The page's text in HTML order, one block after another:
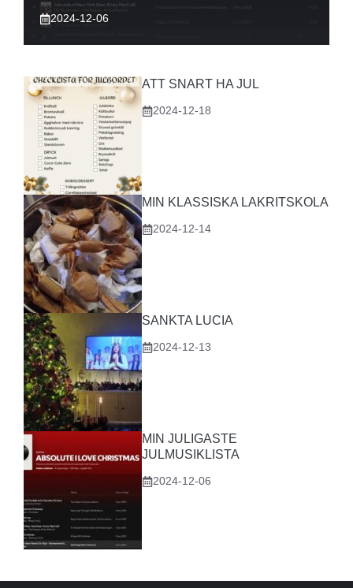
2024-12-06
ATT SNART HA JUL
2024-12-18
MIN KLASSISKA LAKRITSKOLA
2024-12-14
SANKTA LUCIA
2024-12-13
MIN JULIGASTE
JULMUSIKLISTA
2024-12-06